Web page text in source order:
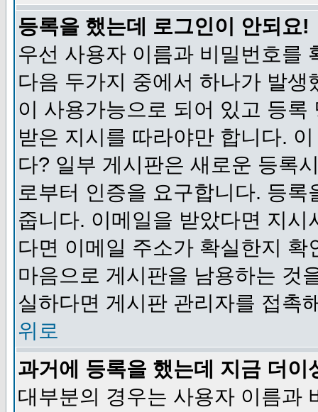
등록을 했는데 로그인이 안되요!
우선 사용자 이름과 비밀번호를
다음 두가지 중에서 하나가 발
이 사용가능으로 되어 있고 등
받은 지시를 따라야만 합니다.
다? 일부 게시판은 새로운 등록
로부터 인증을 요구합니다. 등
줍니다. 이메일을 받았다면 지
다면 이메일 주소가 확실한지
마음으로 게시판을 남용하는 것
실하다면 게시판 관리자를 접촉
위로
과거에 등록을 했는데 지금 더
대부분의 경우는 사용자 이름과